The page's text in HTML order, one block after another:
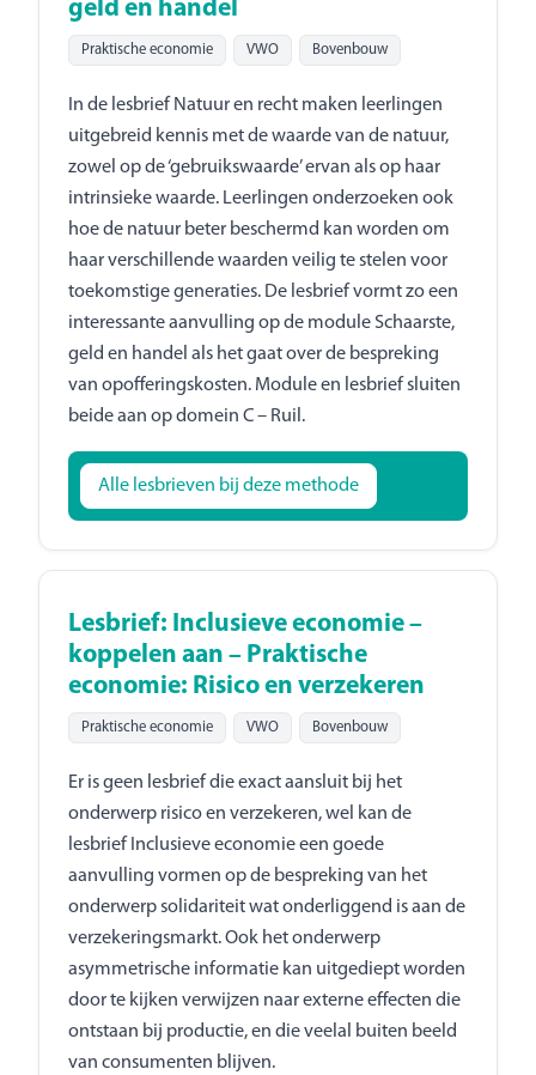
geld en handel
Praktische economie VWO Bovenbouw
In de lesbrief Natuur en recht maken leerlingen
uitgebreid kennis met de waarde van de natuur,
zowel op de ‘gebruikswaarde’ ervan als op haar
intrinsieke waarde. Leerlingen onderzoeken ook
hoe de natuur beter beschermd kan worden om
haar verschillende waarden veilig te stelen voor
toekomstige generaties. De lesbrief vormt zo een
interessante aanvulling op de module Schaarste,
geld en handel als het gaat over de bespreking
van opofferingskosten. Module en lesbrief sluiten
beide aan op domein C – Ruil.
Alle lesbrieven bij deze methode
Lesbrief: Inclusieve economie –
koppelen aan – Praktische
economie: Risico en verzekeren
Praktische economie VWO Bovenbouw
Er is geen lesbrief die exact aansluit bij het
onderwerp risico en verzekeren, wel kan de
lesbrief Inclusieve economie een goede
aanvulling vormen op de bespreking van het
onderwerp solidariteit wat onderliggend is aan de
verzekeringsmarkt. Ook het onderwerp
asymmetrische informatie kan uitgediept worden
door te kijken verwijzen naar externe effecten die
ontstaan bij productie, en die veelal buiten beeld
van consumenten blijven.